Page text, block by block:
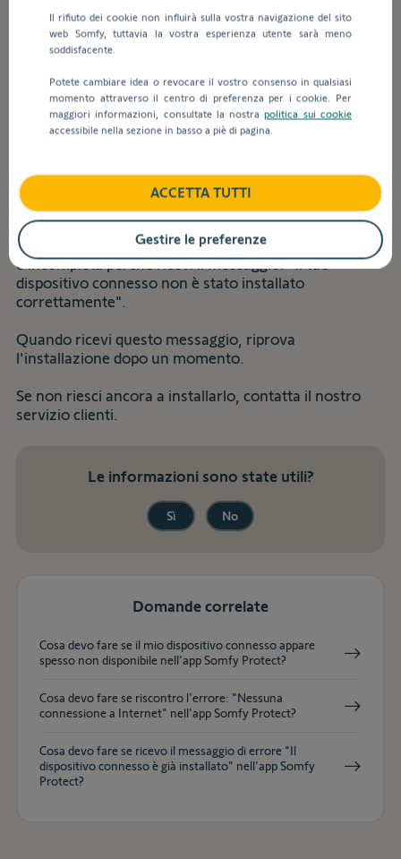
valori
ricerca,
vengono
visualizzati
dei
suggerimenti
per
facilitare
la
selezione.
Risoluzione dei problemi
Cosa devo fare se ricevo il
messaggio di errore "Il tuo
dispositivo connesso non è stato
installato correttamente"?
Sei bloccato e l'installazione del dispositivo connesso
è incompleta perché ricevi il messaggio: "Il tuo
dispositivo connesso non è stato installato
correttamente".
Quando ricevi questo messaggio, riprova
l'installazione dopo un momento.
Se non riesci ancora a installarlo, contatta il nostro
servizio clienti.
Le informazioni sono state utili?
Sì No
Domande correlate
Cosa devo fare se il mio dispositivo connesso appare
spesso non disponibile nell'app Somfy Protect?
Cosa devo fare se riscontro l'errore: "Nessuna
connessione a Internet" nell'app Somfy Protect?
Cosa devo fare se ricevo il messaggio di errore "Il
dispositivo connesso è già installato" nell'app Somfy
Protect?
Il rifiuto dei cookie non influirà sulla vostra navigazione del sito
web Somfy, tuttavia la vostra esperienza utente sarà meno
soddisfacente.
Potete cambiare idea o revocare il vostro consenso in qualsiasi
momento attraverso il centro di preferenza per i cookie. Per
maggiori informazioni, consultate la nostrapolitica sui cookie
accessibile nella sezione in basso a piè di pagina.
ACCETTA TUTTI
Gestire le preferenze